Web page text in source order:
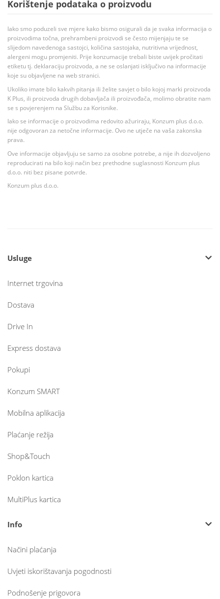
Korištenje podataka o proizvodu
Iako smo poduzeli sve mjere kako bismo osigurali da je svaka informacija o
proizvodima točna, prehrambeni proizvodi se često mijenjaju te se
slijedom navedenoga sastojci, količina sastojaka, nutritivna vrijednost,
alergeni mogu promjeniti. Prije konzumacije trebali biste uvijek pročitati
etiketu tj. deklaraciju proizvoda, a ne se oslanjati isključivo na informacije
koje su objavljene na web stranici.
Ukoliko imate bilo kakvih pitanja ili želite savjet o bilo kojoj marki proizvoda
K Plus, ili proizvoda drugih dobavljača ili proizvođača, molimo obratite nam
se s povjerenjem na Službu za Korisnike.
Iako se informacije o proizvodima redovito ažuriraju, Konzum plus d.o.o.
nije odgovoran za netočne informacije. Ovo ne utječe na vaša zakonska
prava.
Ove informacije objavljuju se samo za osobne potrebe, a nije ih dozvoljeno
reproducirati na bilo koji način bez prethodne suglasnosti Konzum plus
d.o.o. niti bez pisane potvrde.
Konzum plus d.o.o.
Usluge
Internet trgovina
Dostava
Drive In
Express dostava
Pokupi
Konzum SMART
Mobilna aplikacija
Plaćanje režija
Shop&Touch
Poklon kartica
MultiPlus kartica
Info
Načini plaćanja
Uvjeti iskorištavanja pogodnosti
Podnošenje prigovora